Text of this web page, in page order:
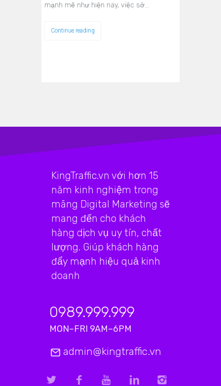
mạnh mẽ như hiện nay, việc sở…
Continue reading
KingTraffic.vn với hơn 15
năm kinh nghiệm trong
mãng Digital Marketing sẽ
mang đến cho khách
hàng dịch vụ uy tín, chất
lượng. Giúp khách hàng
đẩy mạnh hiệu quả kinh
doanh
0989.999.999
MON–FRI 9AM–6PM
admin@kingtraffic.vn